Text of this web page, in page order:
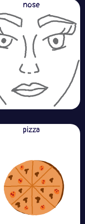
nose
pizza